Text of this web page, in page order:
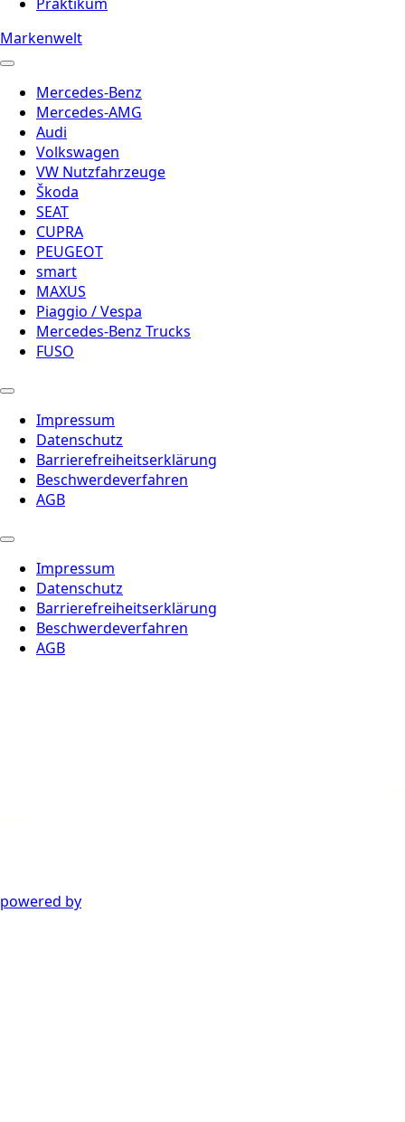
Markenwelt
Mercedes-Benz
Mercedes-AMG
Audi
Volkswagen
VW Nutzfahrzeuge
Škoda
SEAT
CUPRA
PEUGEOT
smart
MAXUS
Piaggio / Vespa
Mercedes-Benz Trucks
FUSO
Impressum
Datenschutz
Barrierefreiheitserklärung
Beschwerdeverfahren
AGB
Impressum
Datenschutz
Barrierefreiheitserklärung
Beschwerdeverfahren
AGB
powered by